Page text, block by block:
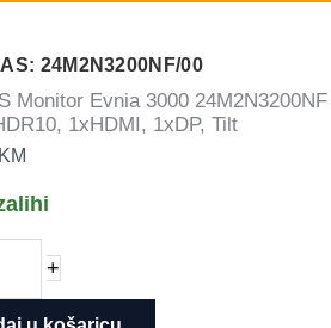
24M2N3200NF/00
Monitor Evnia 3000
1xHDMI, 1xDP, Tilt
KM
+